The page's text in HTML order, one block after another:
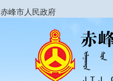
赤峰市人民政府